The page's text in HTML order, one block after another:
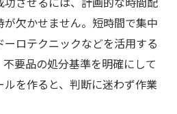
欠かせません。短時間で集中
ロテクニックなどを活用する
要品の処分基準を明確にして
ルを作ると、判断に迷わず作業